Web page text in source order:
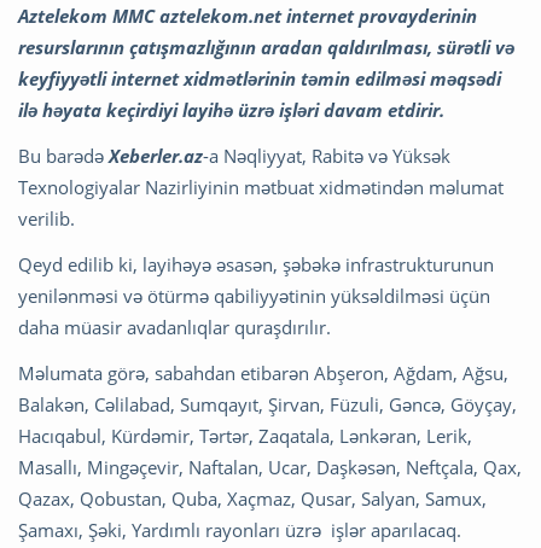
Aztelekom MMC aztelekom.net internet provayderinin
resurslarının çatışmazlığının aradan qaldırılması, sürətli və
keyfiyyətli internet xidmətlərinin təmin edilməsi məqsədi
ilə həyata keçirdiyi layihə üzrə işləri davam etdirir.
Bu barədə Xeberler.az-a Nəqliyyat, Rabitə və Yüksək
Texnologiyalar Nazirliyinin mətbuat xidmətindən məlumat
verilib.
Qeyd edilib ki, layihəyə əsasən, şəbəkə infrastrukturunun
yenilənməsi və ötürmə qabiliyyətinin yüksəldilməsi üçün
daha müasir avadanlıqlar quraşdırılır.
Məlumata görə, sabahdan etibarən Abşeron, Ağdam, Ağsu,
Balakən, Cəlilabad, Sumqayıt, Şirvan, Füzuli, Gəncə, Göyçay,
Hacıqabul, Kürdəmir, Tərtər, Zaqatala, Lənkəran, Lerik,
Masallı, Mingəçevir, Naftalan, Ucar, Daşkəsən, Neftçala, Qax,
Qazax, Qobustan, Quba, Xaçmaz, Qusar, Salyan, Samux,
Şamaxı, Şəki, Yardımlı rayonları üzrə işlər aparılacaq.